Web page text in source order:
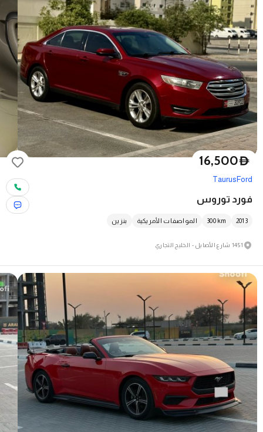
D
16,500
Ford
Taurus
فورد توروس
2013
300 km المواصفات الأمريكية بنزين
1451 شارع الأصايل - الخليج التجاري